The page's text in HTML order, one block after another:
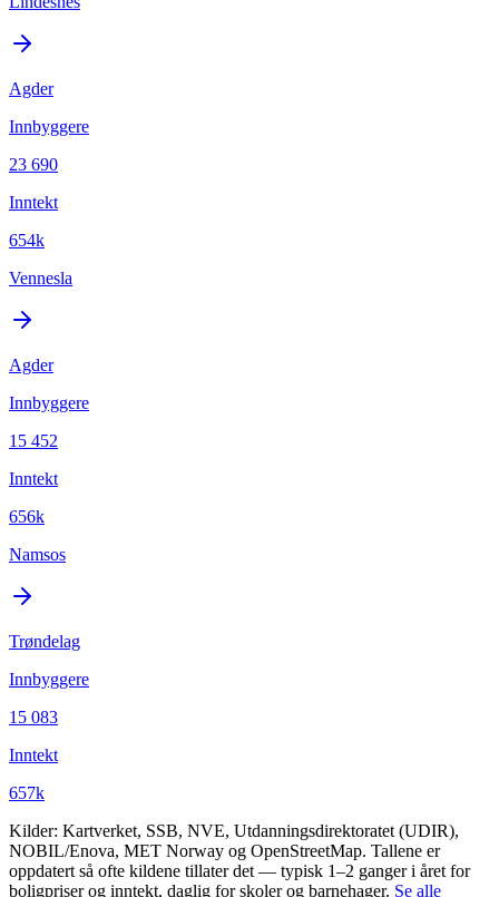
Agder
Innbyggere
23 690
Inntekt
654k
Vennesla
Agder
Innbyggere
15 452
Inntekt
656k
Namsos
Trøndelag
Innbyggere
15 083
Inntekt
657k
Kilder: Kartverket, SSB, NVE, Utdanningsdirektoratet (UDIR),
NOBIL/Enova, MET Norway og OpenStreetMap. Tallene er
oppdatert så ofte kildene tillater det — typisk 1–2 ganger i året for
boligpriser og inntekt, daglig for skoler og barnehager. Se alle